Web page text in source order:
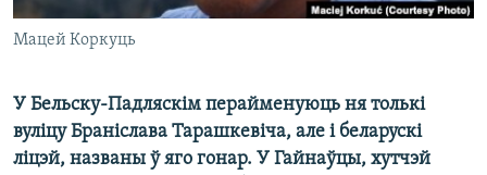
Мацей Коркуць
У Бельску-Падляскім перайменуюць ня толькі
вуліцу Браніслава Тарашкевіча, але і беларускі
ліцэй, названы ў яго гонар. У Гайнаўцы, хутчэй